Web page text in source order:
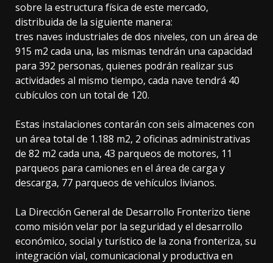
sobre la estructura física de este mercado,
distribuida de la siguiente manera:
tres naves industriales de dos niveles, con un área de
915 m2 cada una, las mismas tendrán una capacidad
para 392 personas, quienes podrán realizar sus
actividades al mismo tiempo, cada nave tendrá 40
cubículos con un total de 120.
Estas instalaciones contarán con seis almacenes con
un área total de 1.188 m2, 2 oficinas administrativas
de 82 m2 cada una, 43 parqueos de motores, 11
parqueos para camiones en el área de carga y
descarga, 77 parqueos de vehículos livianos.
La Dirección General de Desarrollo Fronterizo tiene
como misión velar por la seguridad y el desarrollo
económico, social y turístico de la zona fronteriza, su
integración vial, comunicacional y productiva en